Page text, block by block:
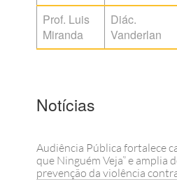
Prof. Luis
Miranda
Diác.
Vanderlan
Notícias
Audiência Pública fortalece
que Ninguém Veja” e amplia
prevenção da violência